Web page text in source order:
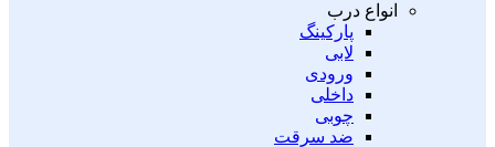
انواع درب
پارکینگ
لابی
ورودی
داخلی
چوبی
ضد سرقت